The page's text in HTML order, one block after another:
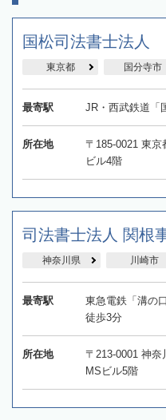
国松司法書士法人
東京都 国分寺市
最寄駅 JR・西武鉄道「
所在地
〒185-0021 東
ビル4階
司法書士法人 関根
神奈川県 川崎市
最寄駅
東急電鉄「溝の
徒歩3分
所在地
〒213-0001 神
MSビル5階